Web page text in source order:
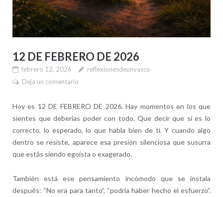
12 DE FEBRERO DE 2026
febrero 12, 2026
reflexionesdeunvasco
Deja un comentario
Hoy es 12 DE FEBRERO DE 2026. Hay momentos en los que
sientes que deberías poder con todo. Que decir que sí es lo
correcto, lo esperado, lo que habla bien de ti. Y cuando algo
dentro se resiste, aparece esa presión silenciosa que susurra
que estás siendo egoísta o exagerado.
También está ese pensamiento incómodo que se instala
después: “No era para tanto”, “podría haber hecho el esfuerzo”.